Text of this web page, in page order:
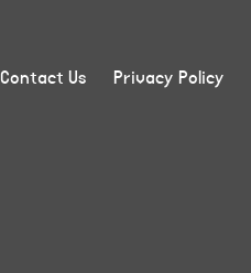
Privacy Policy
Contact Us